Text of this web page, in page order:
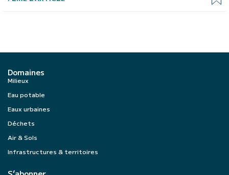
Domaines
Milieux
Eau potable
Eaux urbaines
Déchets
Air & Sols
Infrastructures & territoires